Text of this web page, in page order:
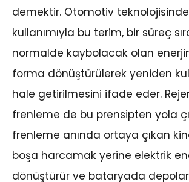
demektir. Otomotiv
kullanımıyla bu terim, bir süreç
normalde kaybolacak olan
forma dönüştürülerek yeniden
hale getirilmesini ifade eder.
frenleme de bu prensipten yola
frenleme anında ortaya çıkan
boşa harcamak yerine elektrik
dönüştürür ve bataryada